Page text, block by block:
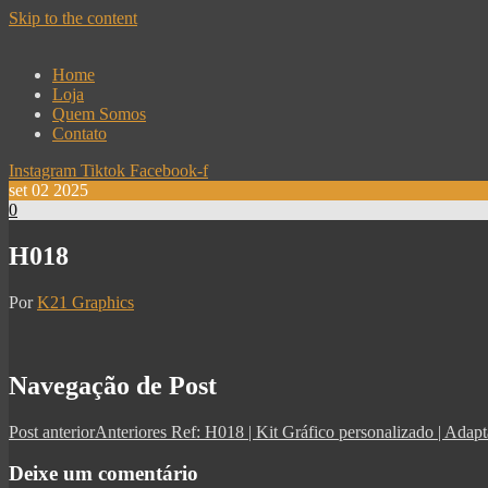
Skip to the content
Home
Loja
Quem Somos
Contato
Instagram Tiktok Facebook-f
set 02 2025
0
H018
Por K21 Graphics
Navegação de Post
Post anteriorAnteriores Ref: H018 | Kit Gráfico personalizado |
Deixe um comentário